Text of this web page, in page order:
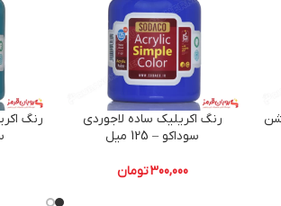
رنگ اکریلیک ساده لاجوردی
سوداکو – 125 میل
300,000تومان
رنگ